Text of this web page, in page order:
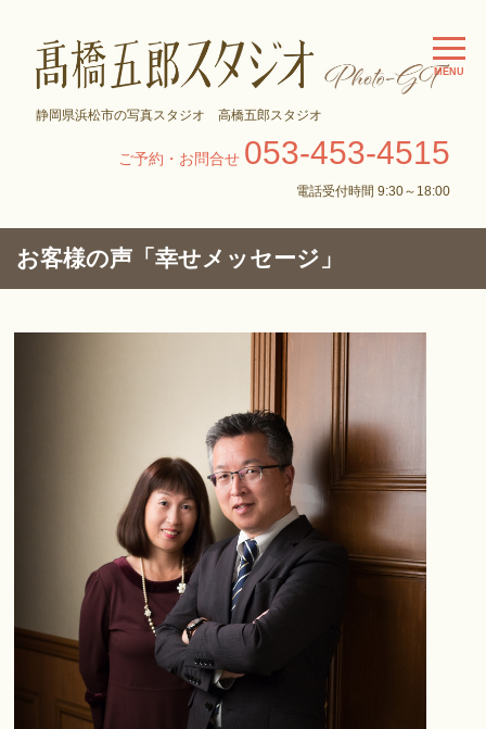
静岡県浜松市の写真スタジオ 高橋五郎スタジオ
ご予約・お問合せ 053-453-4515
電話受付時間 9:30～18:00
MENU
お客様の声「幸せメッセージ」